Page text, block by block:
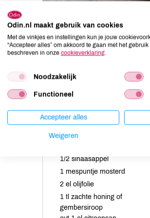
1 kropje sla
1/2 paprika, in smalle reepjes
1 tomaat, in kleine stukjes
1/2 sinaasappel
1 mespuntje mosterd
2 el olijfolie
1 tl zachte honing of
gembersiroop
Odin.nl maakt gebruik van cookies
Met de vinkjes en instellingen kun je jouw
“Accepteer alles” om akkoord te gaan met het
beschreven in onze cookieverklaring.
Noodzakelijk
Functioneel
Accepteer alles
Weigeren